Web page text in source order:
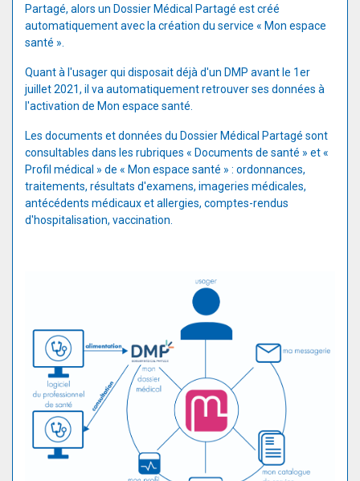
Partagé, alors un Dossier Médical Partagé est créé
automatiquement avec la création du service « Mon espace
santé ».
Quant à l'usager qui disposait déjà d'un DMP avant le 1er
juillet 2021, il va automatiquement retrouver ses données à
l'activation de Mon espace santé.
Les documents et données du Dossier Médical Partagé sont
consultables dans les rubriques « Documents de santé » et «
Profil médical » de « Mon espace santé » : ordonnances,
traitements, résultats d'examens, imageries médicales,
antécédents médicaux et allergies, comptes-rendus
d'hospitalisation, vaccination.